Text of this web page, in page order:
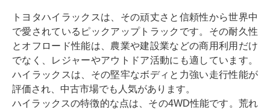
トヨタハイラックスは、その頑丈さと信頼性から世界中
で愛されているピックアップトラックです。その耐久性
とオフロード性能は、農業や建設業などの商用利用だけ
でなく、レジャーやアウトドア活動にも適しています。
ハイラックスは、その堅牢なボディと力強い走行性能が
評価され、中古市場でも人気があります。
ハイラックスの特徴的な点は、その4WD性能です。荒れ